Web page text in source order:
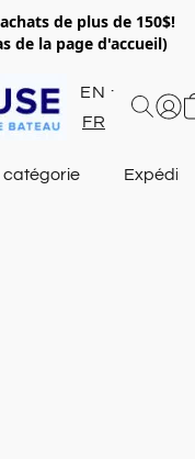
de plus de 150$!
de la page d'accueil)
EN
FR
catégorie